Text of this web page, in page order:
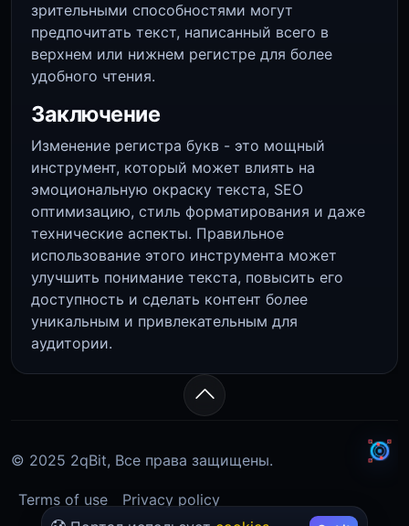
зрительными способностями могут
предпочитать текст, написанный всего в
верхнем или нижнем регистре для более
удобного чтения.
Заключение
Изменение регистра букв - это мощный
инструмент, который может влиять на
эмоциональную окраску текста, SEO
оптимизацию, стиль форматирования и даже
технические аспекты. Правильное
использование этого инструмента может
улучшить понимание текста, повысить его
доступность и сделать контент более
уникальным и привлекательным для
аудитории.
© 2025 2qBit, Все права защищены.
Terms of use Privacy policy